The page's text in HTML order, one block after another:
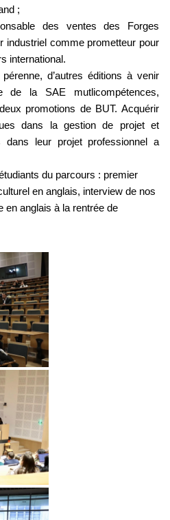
;
des ventes des Forges
industriel comme prometteur pour
international.
d’autres éditions à venir
de la SAE mutlicompétences,
promotions de BUT. Acquérir
dans la gestion de projet et
dans leur projet professionnel a
du parcours : premier
en anglais, interview de nos
en anglais à la rentrée de